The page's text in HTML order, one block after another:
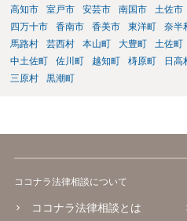
高知市
室戸市 安芸市 南国市 土佐市
四万十市
香南市 香美市 東洋町 奈半
馬路村
芸西村 本山町 大豊町 土佐町
中土佐町
佐川町 越知町 梼原町 日高
三原村
黒潮町
ココナラ法律相談について
ココナラ法律相談とは